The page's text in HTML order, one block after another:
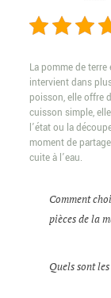
La pomme de
intervient dans
poisson, elle offre
cuisson simple,
l’état ou la
moment de
cuite à l’eau.
Comment
pièces de la
Quels sont